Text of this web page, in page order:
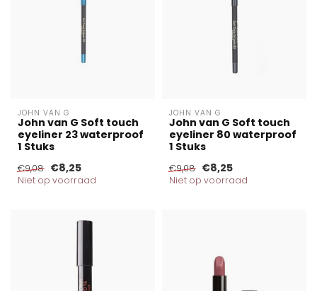
JOHN VAN G
John van G Soft touch
eyeliner 23 waterproof
1 Stuks
€9,08 €8,25
Niet op voorraad
JOHN VAN G
John van G Soft touch
eyeliner 80 waterproof
1 Stuks
€9,08 €8,25
Niet op voorraad